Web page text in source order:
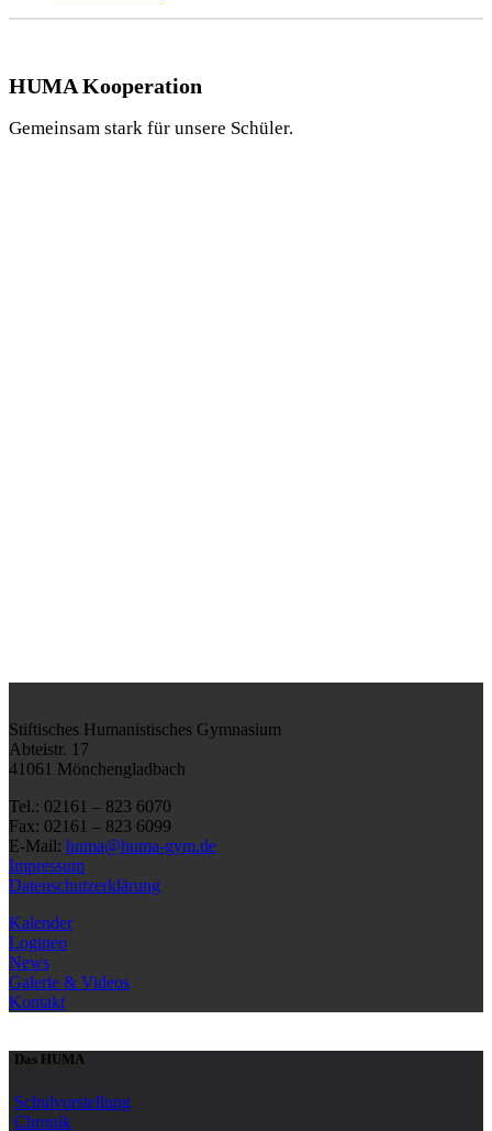
HUMA Kooperation
Gemeinsam stark für unsere Schüler.
Stiftisches Humanistisches Gymnasium
Abteistr. 17
41061 Mönchengladbach
Tel.: 02161 – 823 6070
Fax: 02161 – 823 6099
E-Mail: huma@huma-gym.de
Impressum
Datenschutzerklärung
Kalender
Logineo
News
Galerie & Videos
Kontakt
Das HUMA
Schulvorstellung
Chronik